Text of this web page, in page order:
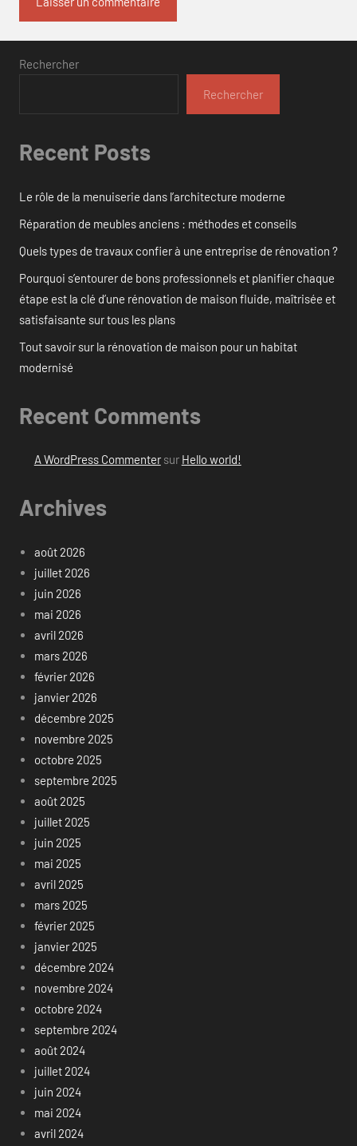
Rechercher
Rechercher
Recent Posts
Le rôle de la menuiserie dans l’architecture moderne
Réparation de meubles anciens : méthodes et conseils
Quels types de travaux confier à une entreprise de rénovation ?
Pourquoi s’entourer de bons professionnels et planifier chaque
étape est la clé d’une rénovation de maison fluide, maîtrisée et
satisfaisante sur tous les plans
Tout savoir sur la rénovation de maison pour un habitat
modernisé
Recent Comments
A WordPress Commentersur Hello world!
Archives
août 2026
juillet 2026
juin 2026
mai 2026
avril 2026
mars 2026
février 2026
janvier 2026
décembre 2025
novembre 2025
octobre 2025
septembre 2025
août 2025
juillet 2025
juin 2025
mai 2025
avril 2025
mars 2025
février 2025
janvier 2025
décembre 2024
novembre 2024
octobre 2024
septembre 2024
août 2024
juillet 2024
juin 2024
mai 2024
avril 2024